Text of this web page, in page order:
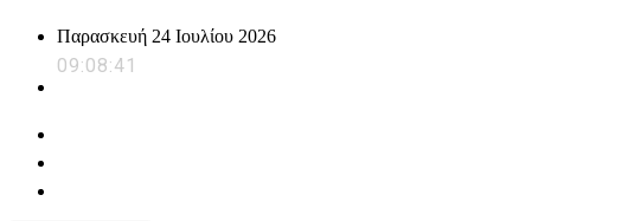
content
Παρασκευή 24 Ιουλίου 2026
09:08:42
powerplayer.gr